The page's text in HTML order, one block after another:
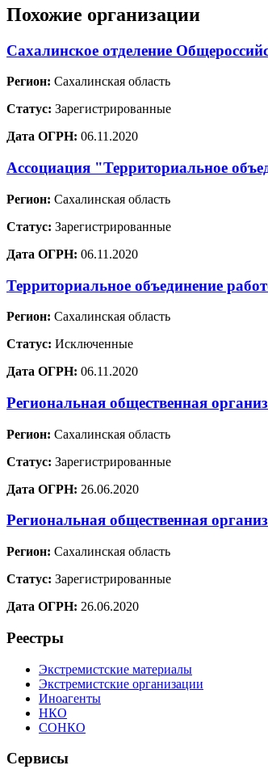
Похожие организации
Сахалинское отделение
Регион: Сахалинская область
Статус: Зарегистрированные
Дата ОГРН: 06.11.2020
Ассоциация "Территориальное
Регион: Сахалинская область
Статус: Зарегистрированные
Дата ОГРН: 06.11.2020
Территориальное объединение
Регион: Сахалинская область
Статус: Исключенные
Дата ОГРН: 06.11.2020
Региональная общественная
Регион: Сахалинская область
Статус: Зарегистрированные
Дата ОГРН: 26.06.2020
Региональная общественная
Регион: Сахалинская область
Статус: Зарегистрированные
Дата ОГРН: 26.06.2020
Реестры
Экстремистские материалы
Экстремистские организации
Иноагенты
НКО
СОНКО
Сервисы